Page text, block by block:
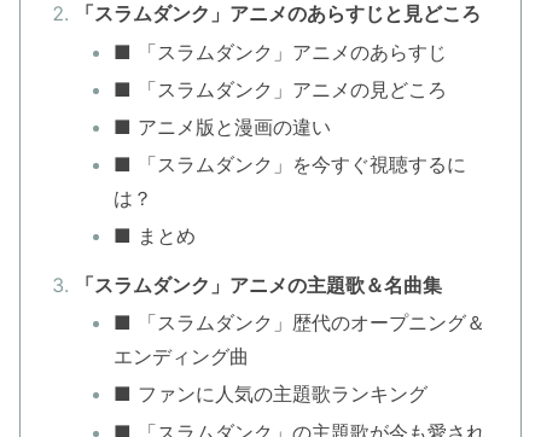
「スラムダンク」アニメのあらすじと見どころ
■ 「スラムダンク」アニメのあらすじ
■ 「スラムダンク」アニメの見どころ
■ アニメ版と漫画の違い
■ 「スラムダンク」を今すぐ視聴するに
は？
■ まとめ
「スラムダンク」アニメの主題歌＆名曲集
■ 「スラムダンク」歴代のオープニング＆
エンディング曲
■ ファンに人気の主題歌ランキング
■ 「スラムダンク」の主題歌が今も愛され